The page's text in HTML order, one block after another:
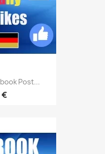
Post...
€